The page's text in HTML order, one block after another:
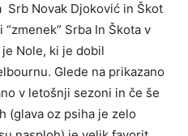
Srb Novak Djoković in Škot
Srba In Škota v
Nole, ki je dobil
Glede na prikazano
v letošnji sezoni in če še
(glava oz psiha je zelo